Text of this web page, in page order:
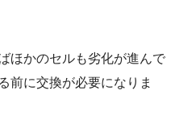
ほかのセルも劣化が進んで
前に交換が必要になりま